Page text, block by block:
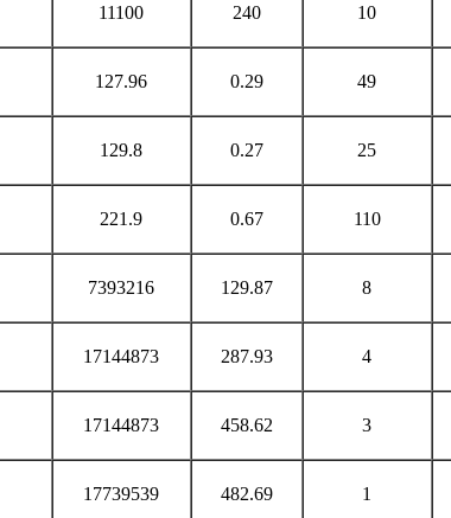
11100 240 10
127.96 0.29 49
129.8 0.27 25
221.9 0.67 110
7393216 129.87 8
17144873 287.93 4
17144873 458.62 3
17739539 482.69 1